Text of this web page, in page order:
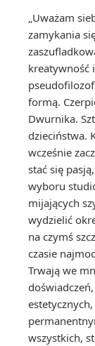
„Uważam
zamykania
kreatywność
formą.
Dwurnika.
dzieciństwa.
wcześnie
stać się
wyboru
mijających
wydzielić
na czymś
czasie
Trwają we
wszystkich,